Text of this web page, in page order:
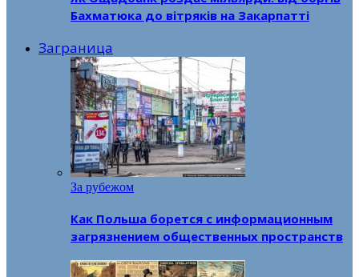
Бахматюка до вітряків на Закарпатті
Заграница
За рубежом
Как Польша борется с информационным
загрязнением общественных пространств